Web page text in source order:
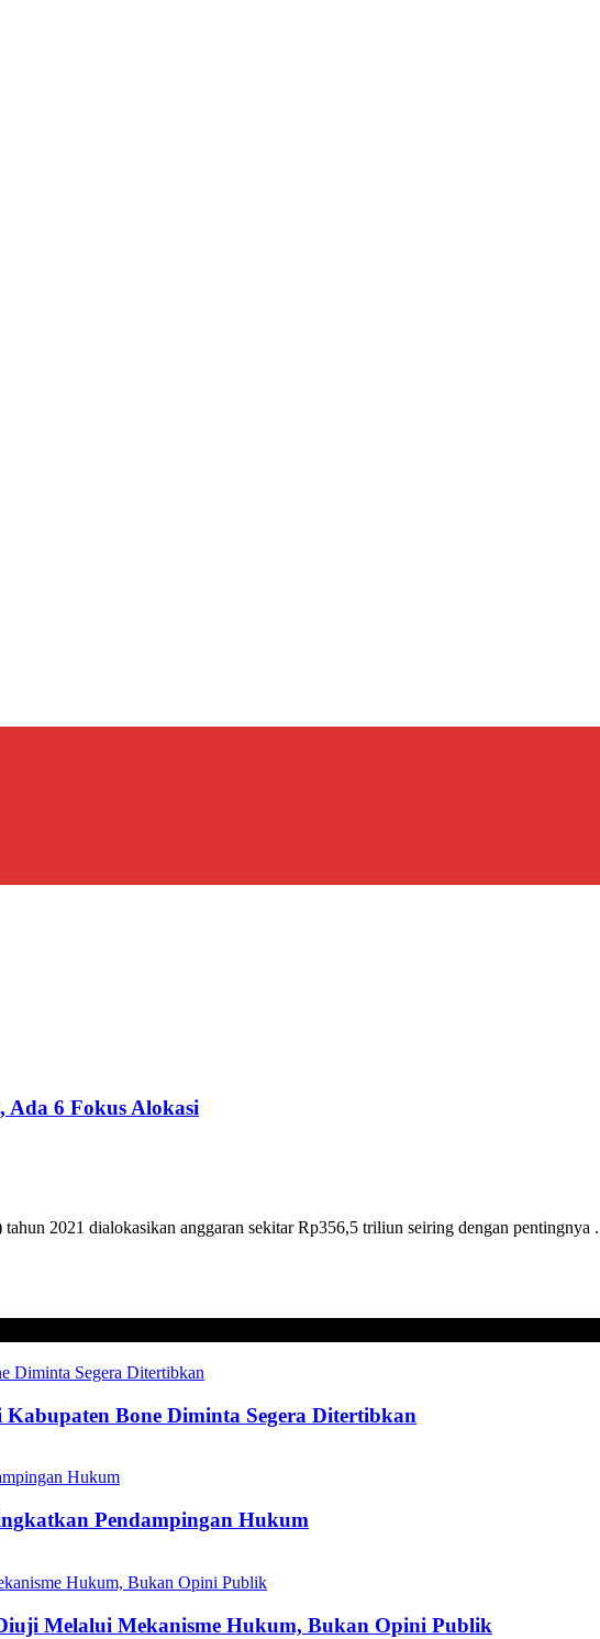
6 Fokus Alokasi
2021 dialokasikan anggaran sekitar Rp356,5 triliun seiring dengan pentingnya
Bone Diminta Segera Ditertibkan
Pendampingan Hukum
Melalui Mekanisme Hukum, Bukan Opini Publik